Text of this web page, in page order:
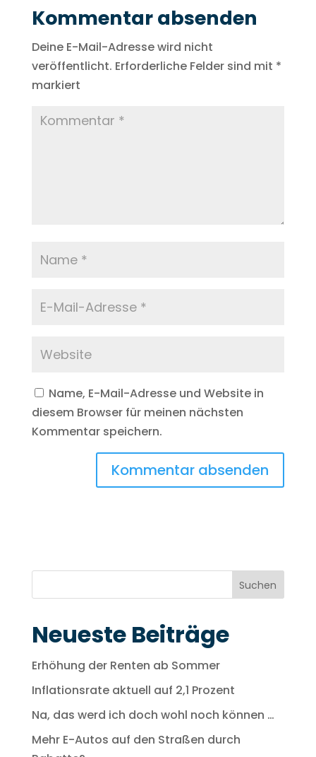
Kommentar absenden
Deine E-Mail-Adresse wird nicht
veröffentlicht. Erforderliche Felder sind mit *
markiert
Name, E-Mail-Adresse und Website in
diesem Browser für meinen nächsten
Kommentar speichern.
Suchen
Neueste Beiträge
Erhöhung der Renten ab Sommer
Inflationsrate aktuell auf 2,1 Prozent
Na, das werd ich doch wohl noch können …
Mehr E-Autos auf den Straßen durch